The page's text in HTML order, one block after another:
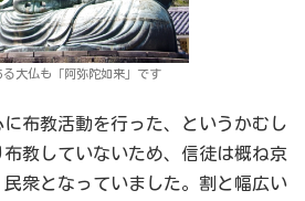
る大仏も「阿弥陀如来」です
に布教活動を行った、というかむし
教していないため、信徒は概ね京
衆となっていました。割と幅広い